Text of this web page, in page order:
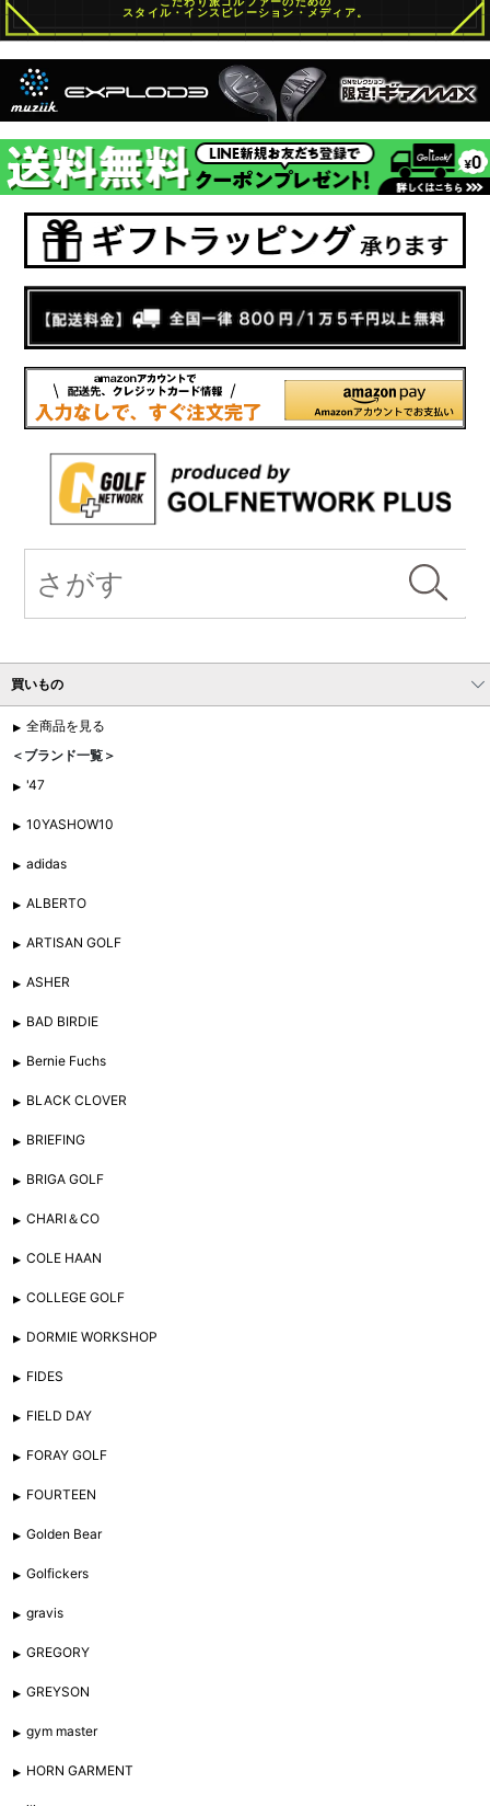
買いもの
全商品を見る
＜ブランド一覧＞
'47
10YASHOW10
adidas
ALBERTO
ARTISAN GOLF
ASHER
BAD BIRDIE
Bernie Fuchs
BLACK CLOVER
BRIEFING
BRIGA GOLF
CHARI＆CO
COLE HAAN
COLLEGE GOLF
DORMIE WORKSHOP
FIDES
FIELD DAY
FORAY GOLF
FOURTEEN
Golden Bear
Golfickers
gravis
GREGORY
GREYSON
gym master
HORN GARMENT